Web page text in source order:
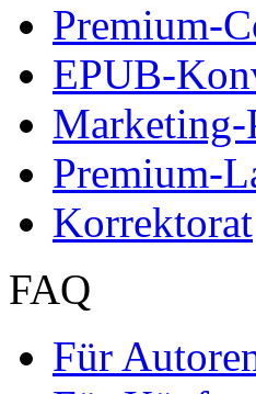
Premium-
EPUB-
Marketing-
Premium-
Korrektorat
FAQ
Für